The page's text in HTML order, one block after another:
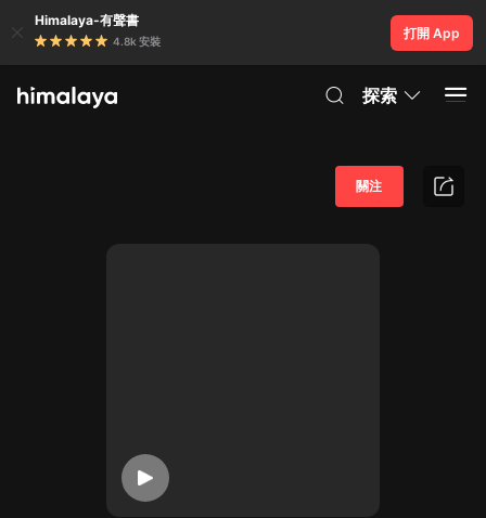
Himalaya-有聲書
4.8k 安裝
打開 App
探索
關注